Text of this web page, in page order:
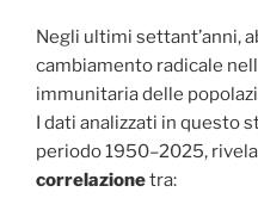
Negli ultimi settant’anni,
cambiamento radicale
immunitaria delle
I dati analizzati in questo
periodo 1950–2025,
correlazionetra: